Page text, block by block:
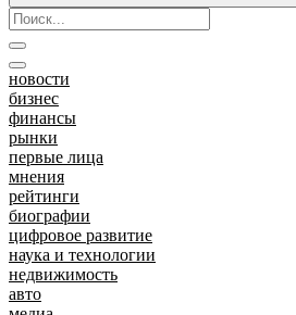
новости
бизнес
финансы
рынки
первые лица
мнения
рейтинги
биографии
цифровое развитие
наука и технологии
недвижимость
авто